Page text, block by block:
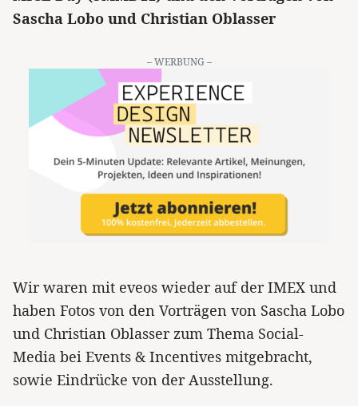
Sascha Lobo und Christian Oblasser
– WERBUNG –
Wir waren mit eveos wieder auf der IMEX und
haben Fotos von den Vorträgen von Sascha Lobo
und Christian Oblasser zum Thema Social-
Media bei Events & Incentives mitgebracht,
sowie Eindrücke von der Ausstellung.